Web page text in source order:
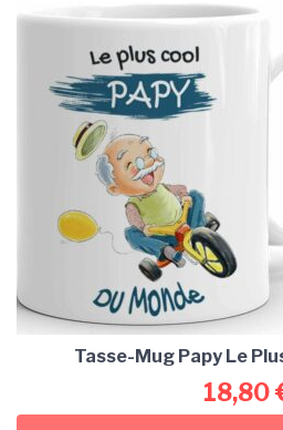
Tasse-Mug Papy Le
18,80